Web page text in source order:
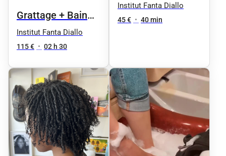
Grattage + Bain
d’huiles + lavage +
massage
Institut Fanta Diallo
115 € • 02 h 30
Institut Fanta Diallo
45 € • 40 min